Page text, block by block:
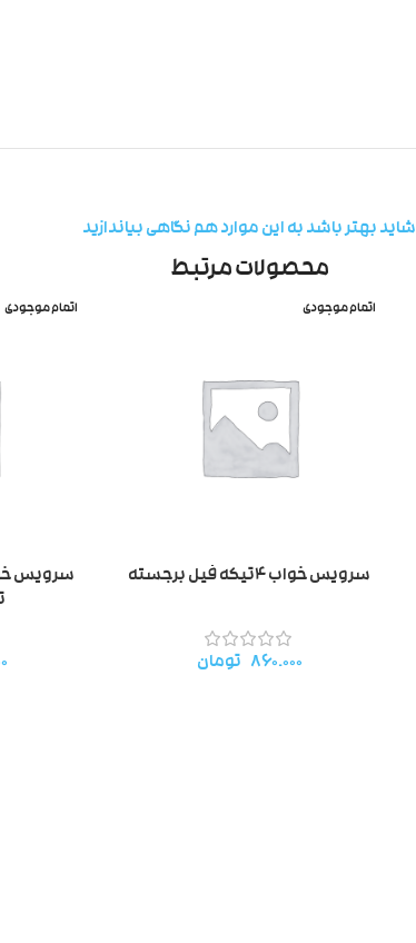
شاید بهتر باشد به این موارد هم نگاهی بیاندازید
محصولات مرتبط
اتمام موجودی
سرویس خواب ۴تیکه فیل برجسته
۸۶۰.۰۰۰ تومان
اتمام موجودی